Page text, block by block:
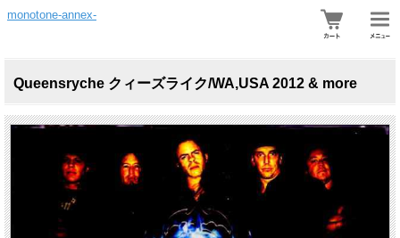
monotone-annex-
Queensryche クィーズライク/WA,USA 2012 & more